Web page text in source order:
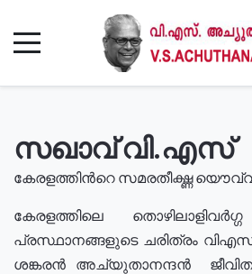
സഖാവ് വി.എസ്
കേരളത്തിൻറെ സമരതീക്ഷ്ണ
കേരളത്തിലെ
പ്രസ്ഥാനങ്ങളുടെ ചരിത്രം
ശങ്കരൻ അച്യുതാനന്ദൻ